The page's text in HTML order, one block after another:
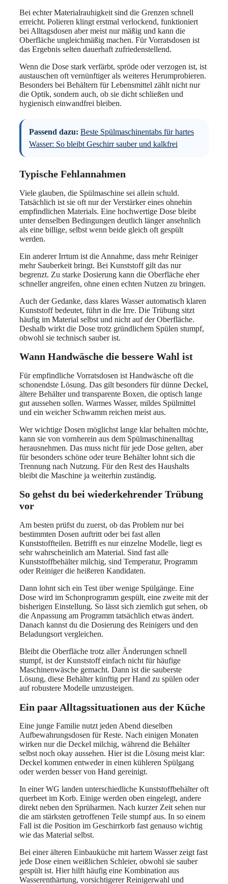
Bei echter Materialrauhigkeit sind die Grenzen schnell
erreicht. Polieren klingt erstmal verlockend, funktioniert
bei Alltagsdosen aber meist nur mäßig und kann die
Oberfläche ungleichmäßig machen. Für Vorratsdosen ist
das Ergebnis selten dauerhaft zufriedenstellend.
Wenn die Dose stark verfärbt, spröde oder verzogen ist, ist
austauschen oft vernünftiger als weiteres Herumprobieren.
Besonders bei Behältern für Lebensmittel zählt nicht nur
die Optik, sondern auch, ob sie dicht schließen und
hygienisch einwandfrei bleiben.
Passend dazu: Beste Spülmaschinentabs für hartes
Wasser: So bleibt Geschirr sauber und kalkfrei
Typische Fehlannahmen
Viele glauben, die Spülmaschine sei allein schuld.
Tatsächlich ist sie oft nur der Verstärker eines ohnehin
empfindlichen Materials. Eine hochwertige Dose bleibt
unter denselben Bedingungen deutlich länger ansehnlich
als eine billige, selbst wenn beide gleich oft gespült
werden.
Ein anderer Irrtum ist die Annahme, dass mehr Reiniger
mehr Sauberkeit bringt. Bei Kunststoff gilt das nur
begrenzt. Zu starke Dosierung kann die Oberfläche eher
schneller angreifen, ohne einen echten Nutzen zu bringen.
Auch der Gedanke, dass klares Wasser automatisch klaren
Kunststoff bedeutet, führt in die Irre. Die Trübung sitzt
häufig im Material selbst und nicht auf der Oberfläche.
Deshalb wirkt die Dose trotz gründlichem Spülen stumpf,
obwohl sie technisch sauber ist.
Wann Handwäsche die bessere Wahl ist
Für empfindliche Vorratsdosen ist Handwäsche oft die
schonendste Lösung. Das gilt besonders für dünne Deckel,
ältere Behälter und transparente Boxen, die optisch lange
gut aussehen sollen. Warmes Wasser, mildes Spülmittel
und ein weicher Schwamm reichen meist aus.
Wer wichtige Dosen möglichst lange klar behalten möchte,
kann sie von vornherein aus dem Spülmaschinenalltag
herausnehmen. Das muss nicht für jede Dose gelten, aber
für besonders schöne oder teure Behälter lohnt sich die
Trennung nach Nutzung. Für den Rest des Haushalts
bleibt die Maschine ja weiterhin zuständig.
So gehst du bei wiederkehrender Trübung
vor
Am besten prüfst du zuerst, ob das Problem nur bei
bestimmten Dosen auftritt oder bei fast allen
Kunststoffteilen. Betrifft es nur einzelne Modelle, liegt es
sehr wahrscheinlich am Material. Sind fast alle
Kunststoffbehälter milchig, sind Temperatur, Programm
oder Reiniger die heißeren Kandidaten.
Dann lohnt sich ein Test über wenige Spülgänge. Eine
Dose wird im Schonprogramm gespült, eine zweite mit der
bisherigen Einstellung. So lässt sich ziemlich gut sehen, ob
die Anpassung am Programm tatsächlich etwas ändert.
Danach kannst du die Dosierung des Reinigers und den
Beladungsort vergleichen.
Bleibt die Oberfläche trotz aller Änderungen schnell
stumpf, ist der Kunststoff einfach nicht für häufige
Maschinenwäsche gemacht. Dann ist die sauberste
Lösung, diese Behälter künftig per Hand zu spülen oder
auf robustere Modelle umzusteigen.
Ein paar Alltagssituationen aus der Küche
Eine junge Familie nutzt jeden Abend dieselben
Aufbewahrungsdosen für Reste. Nach einigen Monaten
wirken nur die Deckel milchig, während die Behälter
selbst noch okay aussehen. Hier ist die Lösung meist klar:
Deckel kommen entweder in einen kühleren Spülgang
oder werden besser von Hand gereinigt.
In einer WG landen unterschiedliche Kunststoffbehälter oft
querbeet im Korb. Einige werden oben eingelegt, andere
direkt neben den Sprüharmen. Nach kurzer Zeit sehen nur
die am stärksten getroffenen Teile stumpf aus. In so einem
Fall ist die Position im Geschirrkorb fast genauso wichtig
wie das Material selbst.
Bei einer älteren Einbauküche mit hartem Wasser zeigt fast
jede Dose einen weißlichen Schleier, obwohl sie sauber
gespült ist. Hier hilft häufig eine Kombination aus
Wasserenthärtung, vorsichtigerer Reinigerwahl und